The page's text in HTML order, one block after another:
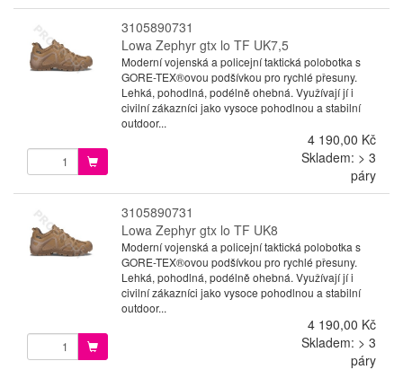
3105890731
Lowa Zephyr gtx lo TF UK7,5
Moderní vojenská a policejní taktická polobotka s
GORE-TEX®ovou podšívkou pro rychlé přesuny.
Lehká, pohodlná, podélně ohebná. Využívají jí i
civilní zákazníci jako vysoce pohodlnou a stabilní
outdoor...
4 190,00 Kč
Skladem: > 3
páry
3105890731
Lowa Zephyr gtx lo TF UK8
Moderní vojenská a policejní taktická polobotka s
GORE-TEX®ovou podšívkou pro rychlé přesuny.
Lehká, pohodlná, podélně ohebná. Využívají jí i
civilní zákazníci jako vysoce pohodlnou a stabilní
outdoor...
4 190,00 Kč
Skladem: > 3
páry